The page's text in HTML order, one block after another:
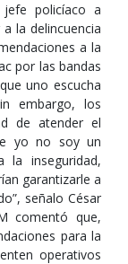
policíaco a
la delincuencia
a la
por las bandas
uno escucha
embargo, los
de atender el
yo no soy un
inseguridad,
garantizarle a
señalo César
comentó que,
para la
operativos